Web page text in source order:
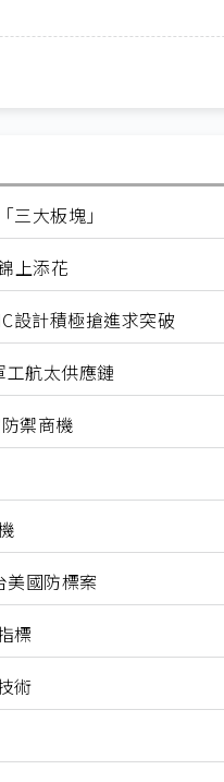
大板塊」
上添花
設計積極搶進求突破
航太供應鏈
禦商機
國防標案
標
術